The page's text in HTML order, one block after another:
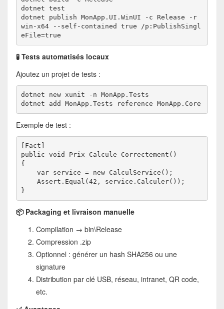
dotnet test
dotnet publish MonApp.UI.WinUI -c Release -r
win-x64 --self-contained true /p:PublishSingl
eFile=true
🧪 Tests automatisés locaux
Ajoutez un projet de tests :
dotnet new xunit -n MonApp.Tests
dotnet add MonApp.Tests reference MonApp.Core
Exemple de test :
[Fact]
public void Prix_Calcule_Correctement()
{
var service = new CalculService();
Assert.Equal(42, service.Calculer());
}
📦 Packaging et livraison manuelle
Compilation → bin\Release
Compression .zip
Optionnel : générer un hash SHA256 ou une
signature
Distribution par clé USB, réseau, intranet, QR code,
etc.